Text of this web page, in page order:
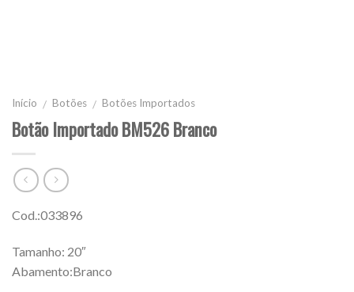
Início / Botões / Botões Importados
Botão Importado BM526 Branco
Cod.:033896
Tamanho: 20″
Abamento:Branco